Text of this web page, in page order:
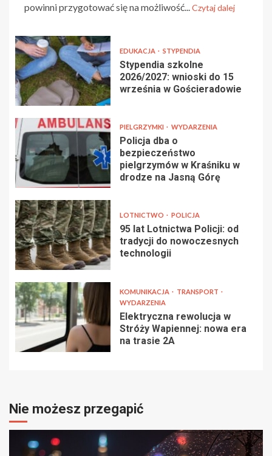
powinni przygotować się na możliwość...Czytaj dalej
EDUKACJA STYPENDIA
Stypendia szkolne
2026/2027: wnioski do 15
września w Gościeradowie
PIELGRZYMKI WYDARZENIA
Policja dba o
bezpieczeństwo
pielgrzymów w Kraśniku w
drodze na Jasną Górę
LOTNICTWO POLICJA
95 lat Lotnictwa Policji: od
tradycji do nowoczesnych
technologii
KOMUNIKACJA
TRANSPORT
WYDARZENIA
Elektryczna rewolucja w
Stróży Wapiennej: nowa era
na trasie 2A
Nie możesz przegapić